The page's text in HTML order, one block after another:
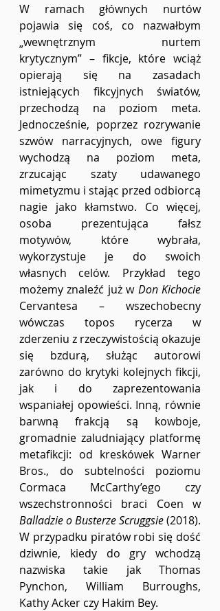
W ramach głównych nurtów
pojawia się coś, co nazwałbym
„wewnętrznym nurtem
krytycznym” – fikcje, które wciąż
opierają się na zasadach
istniejących fikcyjnych światów,
przechodzą na poziom meta.
Jednocześnie, poprzez rozrywanie
szwów narracyjnych, owe figury
wychodzą na poziom meta,
zrzucając szaty udawanego
mimetyzmu i stając przed odbiorcą
nagie jako kłamstwo. Co więcej,
osoba prezentująca fałsz
motywów, które wybrała,
wykorzystuje je do swoich
własnych celów. Przykład tego
możemy znaleźć już w Don Kichocie
Cervantesa – wszechobecny
wówczas topos rycerza w
zderzeniu z rzeczywistością okazuje
się bzdurą, służąc autorowi
zarówno do krytyki kolejnych fikcji,
jak i do zaprezentowania
wspaniałej opowieści. Inną, równie
barwną frakcją są kowboje,
gromadnie zaludniający platformę
metafikcji: od kreskówek Warner
Bros., do subtelności poziomu
Cormaca McCarthy’ego czy
wszechstronności braci Coen w
Balladzie o Busterze Scruggsie (2018).
W przypadku piratów robi się dość
dziwnie, kiedy do gry wchodzą
nazwiska takie jak Thomas
Pynchon, William Burroughs,
Kathy Acker czy Hakim Bey.